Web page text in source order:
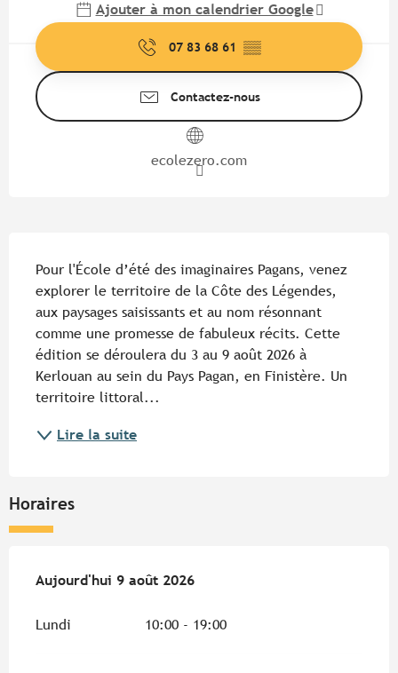
Ajouter à mon calendrier Google
07 83 68 61 ▒▒
Contactez-nous
ecolezero.com
Pour l'École d’été des imaginaires Pagans, venez
explorer le territoire de la Côte des Légendes,
aux paysages saisissants et au nom résonnant
comme une promesse de fabuleux récits. Cette
édition se déroulera du 3 au 9 août 2026 à
Kerlouan au sein du Pays Pagan, en Finistère. Un
territoire littoral...
Lire la suite
Horaires
Du3 août 2026au9 août 2026
Aujourd'hui 9 août 2026
Lundi 10:00 - 19:00